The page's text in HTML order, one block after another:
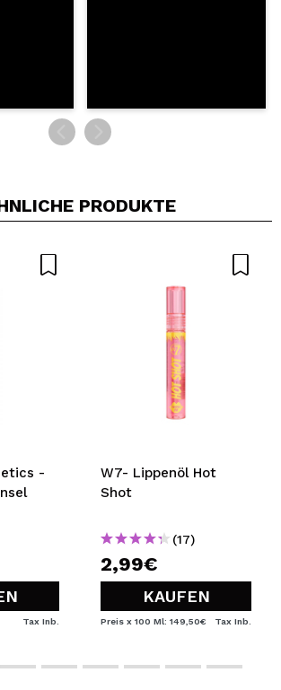
PRODUKTE
-
Tax Inb.
W7- Lippenöl Hot
Shot
(17)
2,99€
KAUFEN
Preis x 100 Ml: 149,50€ Tax Inb.